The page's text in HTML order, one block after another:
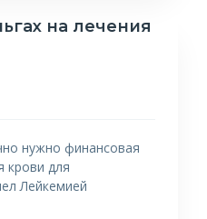
на лечения
нужно финансовая
крови для
Лейкемией